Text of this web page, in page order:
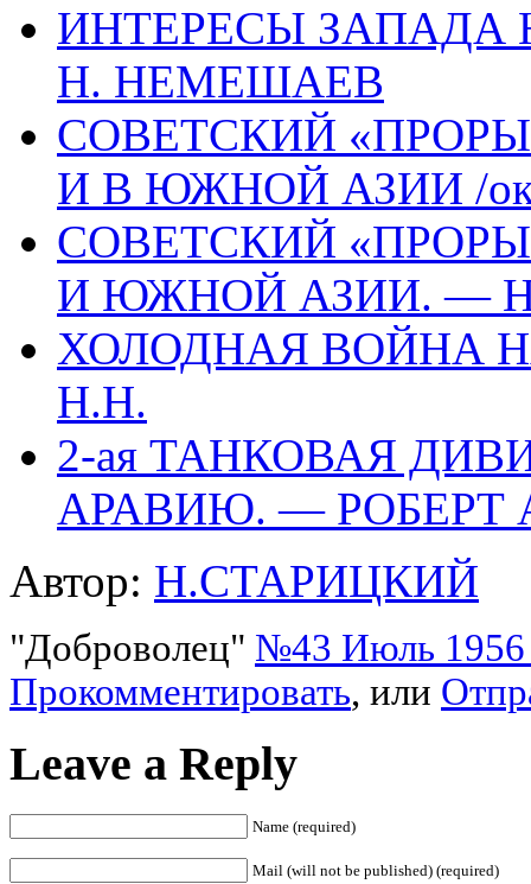
ИНТЕРЕСЫ
H. НЕМЕШАЕВ
СОВЕТСКИЙ
И В ЮЖНОЙ АЗИИ /
СОВЕТСКИЙ
И ЮЖНОЙ АЗИИ. —
ХОЛОДНАЯ ВОЙНА
Н.Н.
2-ая ТАНКОВАЯ
АРАВИЮ. — РОБЕРТ
Автор: Н.СТАРИЦКИЙ
"Доброволец" №43 Июль 1956
Прокомментировать, или
Leave a Reply
Name (required)
Mail (will not be published) (required)